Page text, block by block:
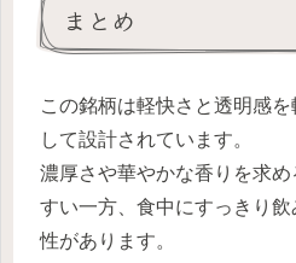
まとめ
この銘柄は軽快さと透明感
して設計されています。
濃厚さや華やかな香りを求
すい一方、食中にすっきり
性があります。